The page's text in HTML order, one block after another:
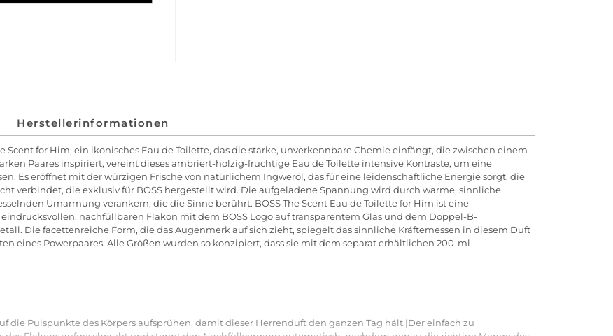
Herstellerinformationen
Scent for Him, ein ikonisches Eau de Toilette, das die starke, unverkennbare Chemie einfängt, die zwischen einem
Paares inspiriert, vereint dieses ambriert-holzig-fruchtige Eau de Toilette intensive Kontraste, um eine
Es eröffnet mit der würzigen Frische von natürlichem Ingweröl, das für eine leidenschaftliche Energie sorgt, die
verbindet, die exklusiv für BOSS hergestellt wird. Die aufgeladene Spannung wird durch warme, sinnliche
Umarmung verankern, die die Sinne berührt. BOSS The Scent Eau de Toilette for Him ist eine
nachfüllbaren Flakon mit dem BOSS Logo auf transparentem Glas und dem Doppel-B-
Die facettenreiche Form, die das Augenmerk auf sich zieht, spiegelt das sinnliche Kräftemessen in diesem Duft
eines Powerpaares. Alle Größen wurden so konzipiert, dass sie mit dem separat erhältlichen 200-ml-
die Pulspunkte des Körpers aufsprühen, damit dieser Herrenduft den ganzen Tag hält.|Der einfach zu